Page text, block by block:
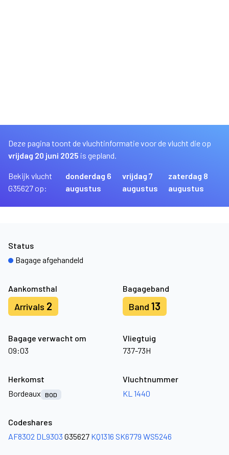
Deze pagina toont de vluchtinformatie voor de vlucht die op
vrijdag 20 juni 2025 is gepland.
Bekijk vlucht
G35627 op:
donderdag 6
augustus
vrijdag 7
augustus
zaterdag 8
augustus
Aankomsthal
Arrivals 2
Bagageband
Band 13
Bagage verwacht om
09:03
Vliegtuig
737-73H
Status
Bagage afgehandeld
Herkomst
Bordeaux
BOD
Vluchtnummer
KL 1440
Codeshares
AF8302 DL9303 G35627 KQ1316 SK6779 WS5246